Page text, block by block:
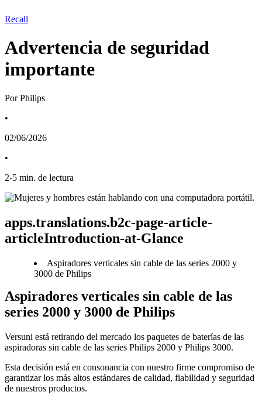
Recall
Advertencia de seguridad
importante
Por Philips
•
02/06/2026
•
2-5 min. de lectura
apps.translations.b2c-page-article-
articleIntroduction-at-Glance
Aspiradores verticales sin cable de las series 2000 y
3000 de Philips
Aspiradores verticales sin cable de las
series 2000 y 3000 de Philips
Versuni está retirando del mercado los paquetes de baterías de las
aspiradoras sin cable de las series Philips 2000 y Philips 3000.
Esta decisión está en consonancia con nuestro firme compromiso de
garantizar los más altos estándares de calidad, fiabilidad y seguridad
de nuestros productos.